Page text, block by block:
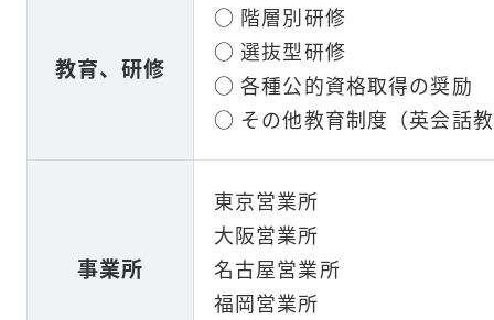
教育、研修
○ 階層別研修
○ 選抜型研修
○ 各種公的資格取得の奨励
○ その他教育制度（英会話
事業所
東京営業所
大阪営業所
名古屋営業所
福岡営業所